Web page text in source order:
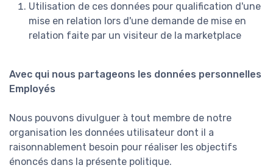
Utilisation de ces données pour qualification d'une
mise en relation lors d'une demande de mise en
relation faite par un visiteur de la marketplace
Avec qui nous partageons les données personnelles
Employés
Nous pouvons divulguer à tout membre de notre
organisation les données utilisateur dont il a
raisonnablement besoin pour réaliser les objectifs
énoncés dans la présente politique.